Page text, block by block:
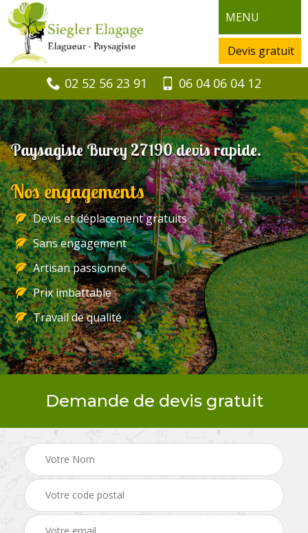
MENU
Devis gratuit
02 52 56 23 91 06 04 06 04 12
Paysagiste Burey 27190 devis rapide.
Nos engagements
Devis et déplacement gratuits
Sans engagement
Artisan passionné
Prix imbattable
Travail de qualité
Demande de devis gratuit